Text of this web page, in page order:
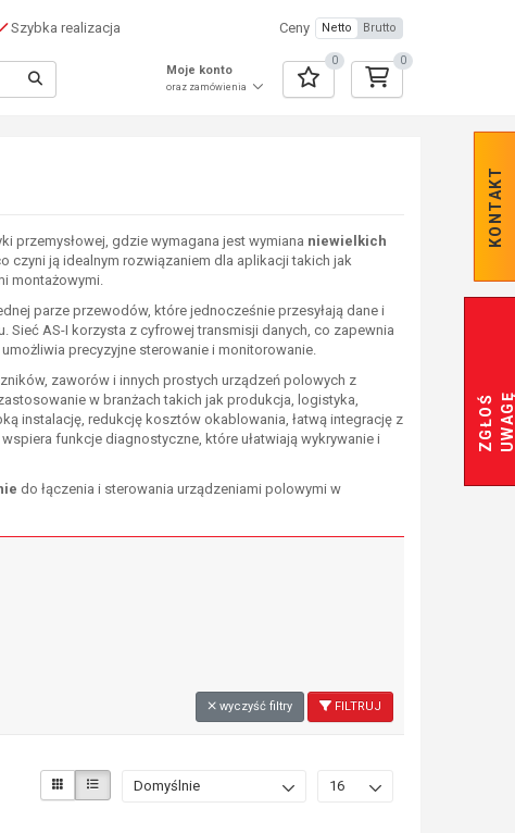
Szybka realizacja Ceny Netto Brutto
Moje konto
oraz zamówienia
0 0
KONTAKT
Z
G
Ł
O
Ś
U
W
A
GĘ
przemysłowej, gdzie wymagana jest wymiana niewielkich
czyni ją idealnym rozwiązaniem dla aplikacji takich jak
montażowymi.
parze przewodów, które jednocześnie przesyłają dane i
Sieć AS-I korzysta z cyfrowej transmisji danych, co zapewnia
precyzyjne sterowanie i monitorowanie.
zaworów i innych prostych urządzeń polowych z
w branżach takich jak produkcja, logistyka,
instalację, redukcję kosztów okablowania, łatwą integrację z
funkcje diagnostyczne, które ułatwiają wykrywanie i
do łączenia i sterowania urządzeniami polowymi w
wyczyść filtry FILTRUJ
Domyślnie 16